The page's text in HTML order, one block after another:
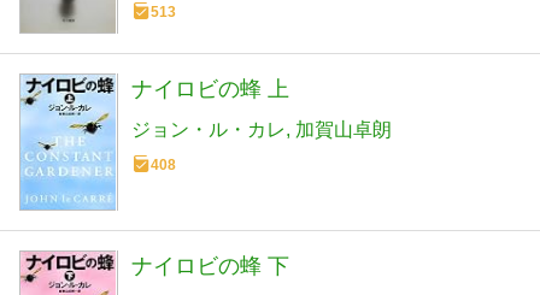
513
ナイロビの蜂 上
ジョン・ル・カレ 加賀山卓朗
408
ナイロビの蜂 下